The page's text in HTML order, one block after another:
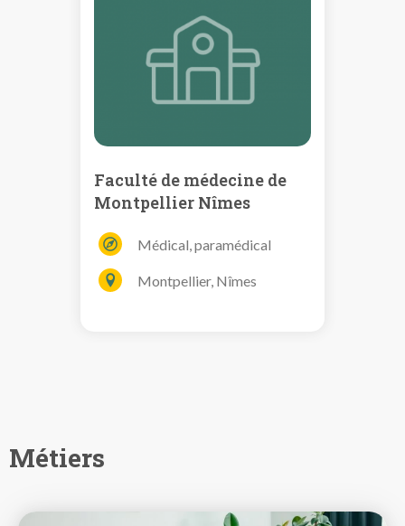
Faculté de médecine de
Montpellier Nîmes
Médical, paramédical
Montpellier, Nîmes
Métiers